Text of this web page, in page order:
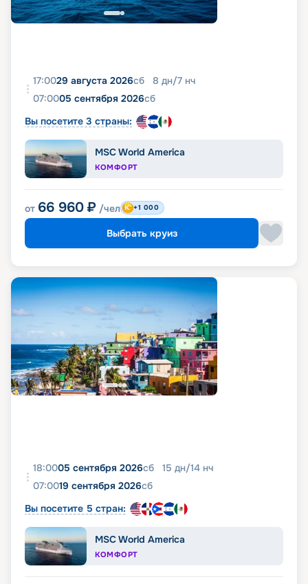
17:0029 августа 2026сб 8 дн/7 нч
07:0005 сентября 2026сб
Вы посетите 3 страны:
MSC World America
КОМФОРТ
от 66 960 ₽ /чел +1 000
Выбрать круиз
18:0005 сентября 2026сб 15 дн/14 нч
07:0019 сентября 2026сб
Вы посетите 5 стран:
MSC World America
КОМФОРТ